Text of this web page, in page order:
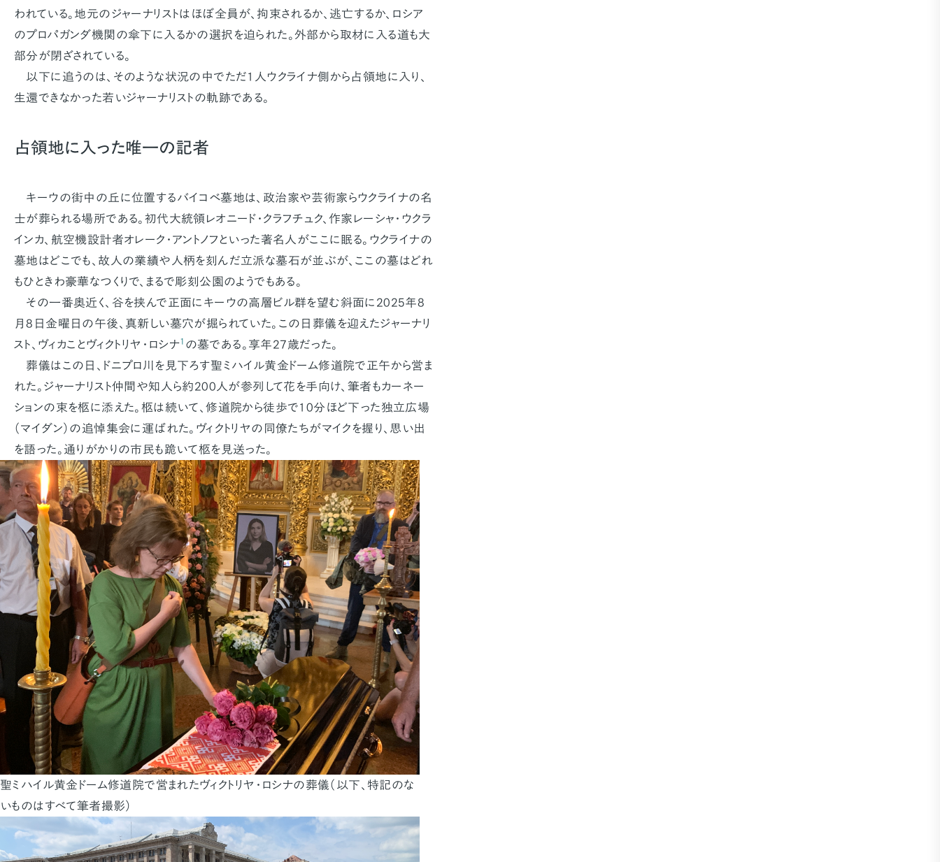
われている。地元のジャーナリストはほぼ全員が、拘束されるか、逃亡するか、ロシア
のプロパガンダ機関の傘下に入るかの選択を迫られた。外部から取材に入る道も大
部分が閉ざされている。
以下に追うのは、そのような状況の中でただ1人ウクライナ側から占領地に入り、
生還できなかった若いジャーナリストの軌跡である。
占領地に入った唯一の記者
キーウの街中の丘に位置するバイコベ墓地は、政治家や芸術家らウクライナの名
士が葬られる場所である。初代大統領レオニード・クラフチュク、作家レーシャ・ウクラ
インカ、航空機設計者オレーク・アントノフといった著名人がここに眠る。ウクライナの
墓地はどこでも、故人の業績や人柄を刻んだ立派な墓石が並ぶが、ここの墓はどれ
もひときわ豪華なつくりで、まるで彫刻公園のようでもある。
その一番奥近く、谷を挟んで正面にキーウの高層ビル群を望む斜面に2025年8
月8日金曜日の午後、真新しい墓穴が掘られていた。この日葬儀を迎えたジャーナリ
スト、ヴィカことヴィクトリヤ・ロシナ1 の墓である。享年27歳だった。
葬儀はこの日、ドニプロ川を見下ろす聖ミハイル黄金ドーム修道院で正午から営ま
れた。ジャーナリスト仲間や知人ら約200人が参列して花を手向け、筆者もカーネー
ションの束を柩に添えた。柩は続いて、修道院から徒歩で10分ほど下った独立広場
（マイダン）の追悼集会に運ばれた。ヴィクトリヤの同僚たちがマイクを握り、思い出
を語った。通りがかりの市民も跪いて柩を見送った。
聖ミハイル黄金ドーム修道院で営まれたヴィクトリヤ・ロシナの葬儀（以下、特記のな
いものはすべて筆者撮影）